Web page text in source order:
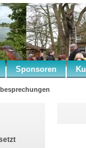
Sponsoren